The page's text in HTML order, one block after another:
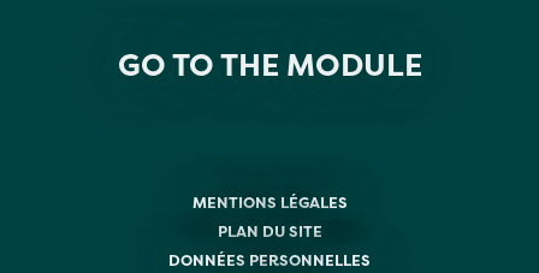
GO TO THE MODULE
MENTIONS LÉGALES
PLAN DU SITE
DONNÉES PERSONNELLES